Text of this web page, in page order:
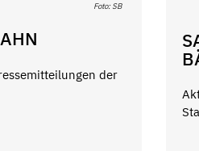
Foto: SB
der